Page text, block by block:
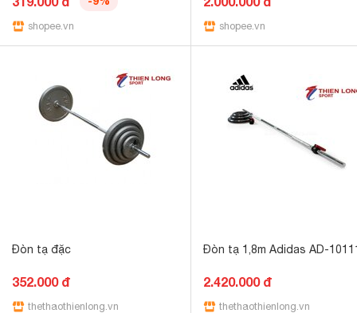
shopee.vn shopee.vn
Đòn tạ đặc
352.000 đ
thethaothienlong.vn
Đòn tạ 1,8m Adidas AD-
2.420.000 đ
thethaothienlong.vn